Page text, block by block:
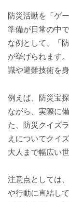
防災活動を「ゲ
準備が日常の中
な例として、「
が挙げられます
識や避難技術を
例えば、防災宝
ながら、実際に
た、防災クイズ
えについてクイ
大人まで幅広い
注意点としては
や行動に直結し